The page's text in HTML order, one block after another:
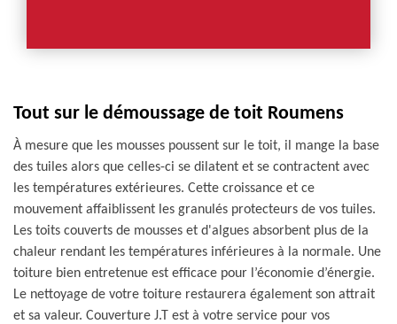
Tout sur le démoussage de toit Roumens
À mesure que les mousses poussent sur le toit, il mange la base
des tuiles alors que celles-ci se dilatent et se contractent avec
les températures extérieures. Cette croissance et ce
mouvement affaiblissent les granulés protecteurs de vos tuiles.
Les toits couverts de mousses et d'algues absorbent plus de la
chaleur rendant les températures inférieures à la normale. Une
toiture bien entretenue est efficace pour l’économie d’énergie.
Le nettoyage de votre toiture restaurera également son attrait
et sa valeur. Couverture J.T est à votre service pour vos